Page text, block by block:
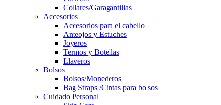
Collares/Garagantillas
Accesorios
Accesorios para el cabello
Anteojos y Estuches
Joyeros
Termos y Botellas
Llaveros
Bolsos
Bolsos/Monederos
Bag Straps /Cintas para bolsos
Cuidado Personal